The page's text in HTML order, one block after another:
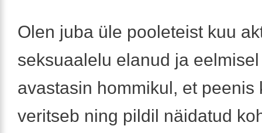
Olen juba üle pooleteist kuu
seksuaalelu elanud ja
avastasin hommikul, et peenis
veritseb ning pildil näidatud